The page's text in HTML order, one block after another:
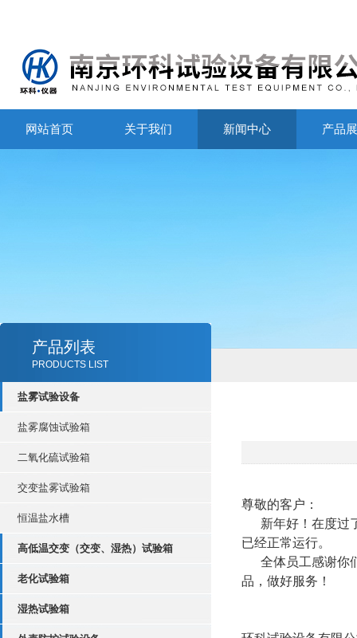
网站首页 关于我们 新闻中心 产品
产品列表
PRODUCTS LIST
盐雾试验设备
盐雾腐蚀试验箱
二氧化硫试验箱
交变盐雾试验箱
恒温盐水槽
高低温交变（交变、湿热）试验箱
老化试验箱
湿热试验箱
尊敬的客户：
新年好！在度过了
已经正常运行。
全体员工感谢你们
品，做好服务！